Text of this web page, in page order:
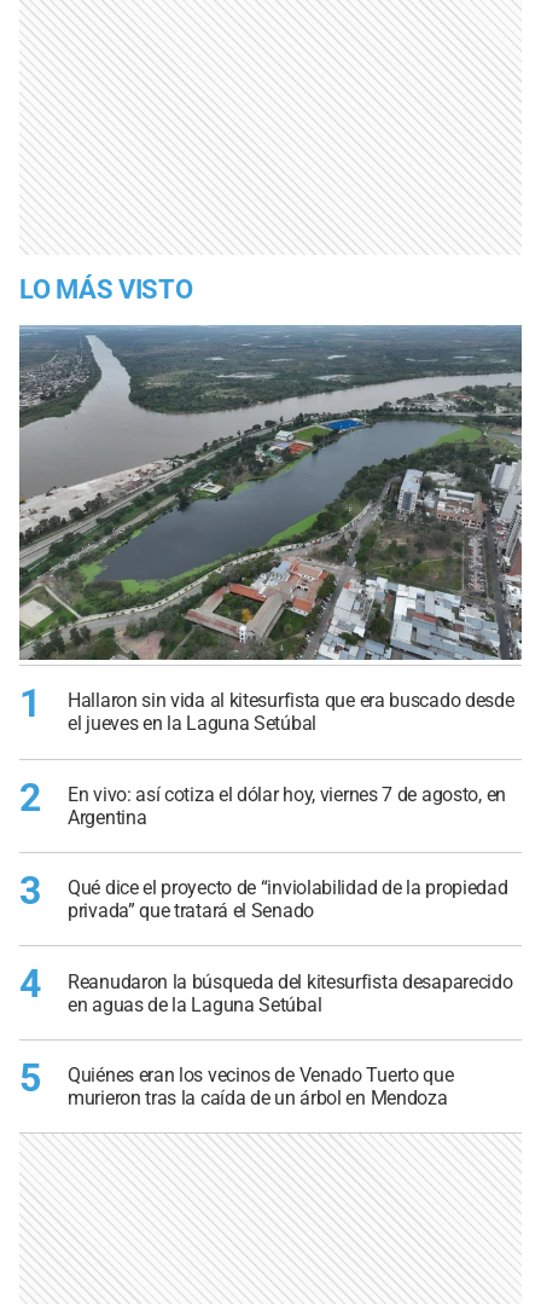
LO MÁS VISTO
1
Hallaron sin vida al kitesurfista que era buscado desde
el jueves en la Laguna Setúbal
2
En vivo: así cotiza el dólar hoy, viernes 7 de agosto, en
Argentina
3
Qué dice el proyecto de “inviolabilidad de la propiedad
privada” que tratará el Senado
4
Reanudaron la búsqueda del kitesurfista desaparecido
en aguas de la Laguna Setúbal
5
Quiénes eran los vecinos de Venado Tuerto que
murieron tras la caída de un árbol en Mendoza